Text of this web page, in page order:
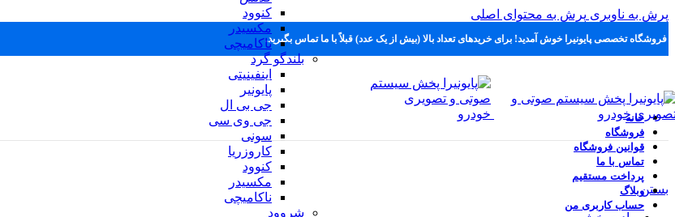
پرش به ناوبری پرش به محتوای اصلی
فروشگاه تخصصی پایونیرا خوش آمدید! برای خریدهای تعداد بالا (بیش از یک عدد) قبلاً با ما تماس بگیرید.
کنوود
مکسیدر
ناکامیچی
بلندگو گرد
اینفینیتی
پایونیر
جی بی ال
جی وی سی
سونی
کاروزریا
کنوود
مکسیدر
ناکامیچی
شروود
خانه
فروشگاه
قوانین فروشگاه
تماس با ما
پرداخت مستقیم
وبلاگ
حساب کاربری من
بستن